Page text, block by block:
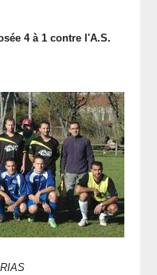
4 à 1 contre l'A.S.